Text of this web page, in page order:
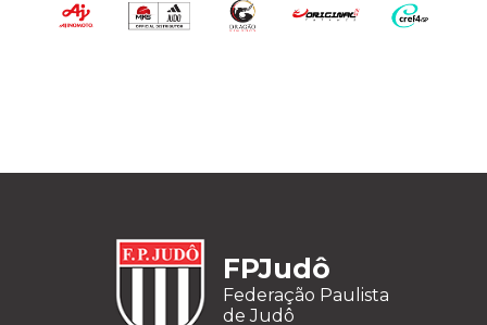
FPJudô
Federação Paulista
de Judô